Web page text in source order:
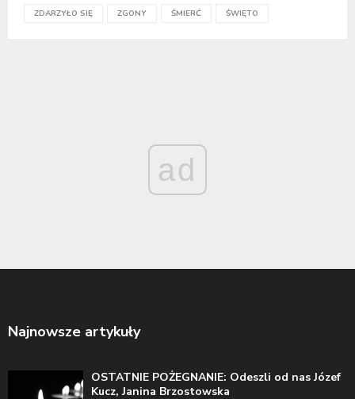
ZDARZYŁO SIĘ ZGONY ŚMIERĆ ŚWIĘTO
ad
Najnowsze artykuły
OSTATNIE POŻEGNANIE: Odeszli od nas Józef
Kucz, Janina Brzostowska